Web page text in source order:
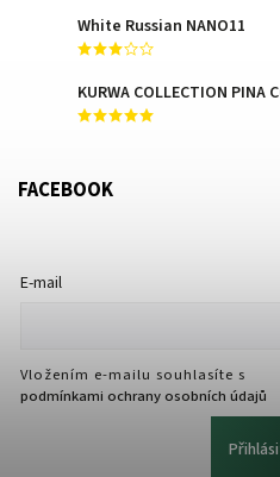
White Russian NANO11
KURWA COLLECTION PINA
FACEBOOK
E-mail
Vložením e-mailu souhlasíte s
podmínkami ochrany osobních údajů